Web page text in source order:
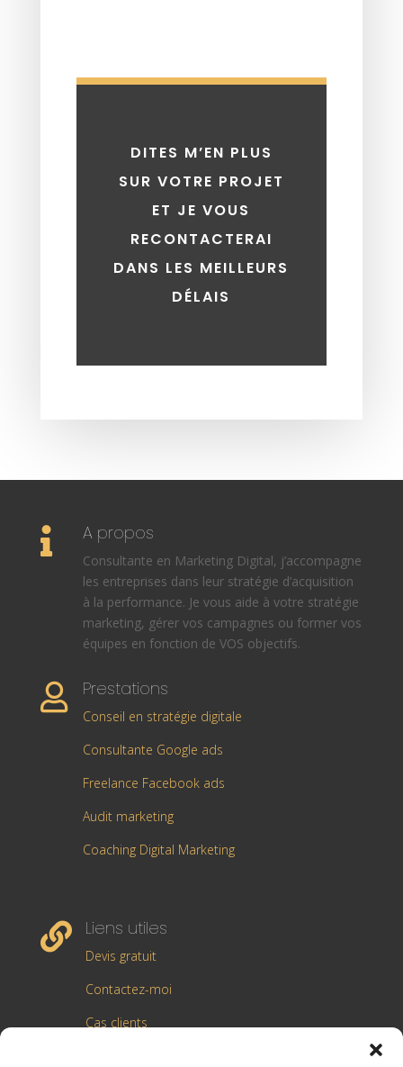
DITES M’EN PLUS
SUR VOTRE PROJET
ET JE VOUS
RECONTACTERAI
DANS LES MEILLEURS
DÉLAIS
 A propos
Consultante en Marketing Digital, j’accompagne
les entreprises dans leur stratégie d’acquisition
à la performance. Je vous aide à votre stratégie
marketing, gérer vos campagnes ou former vos
équipes en fonction de VOS objectifs.
 Prestations
Conseil en stratégie digitale
Consultante Google ads
Freelance Facebook ads
Audit marketing
Coaching Digital Marketing
 Liens utiles
Devis gratuit
Contactez-moi
Cas clients